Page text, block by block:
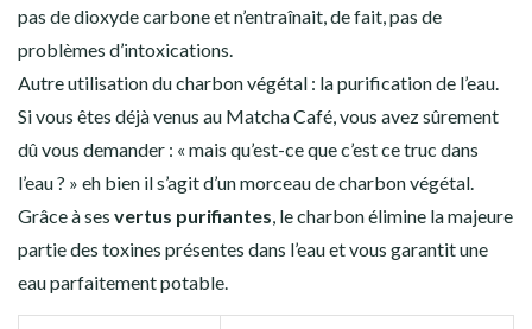
pas de dioxyde carbone et n’entraînait, de fait, pas de
problèmes d’intoxications.
Autre utilisation du charbon végétal : la purification de l’eau.
Si vous êtes déjà venus au Matcha Café, vous avez sûrement
dû vous demander : « mais qu’est-ce que c’est ce truc dans
l’eau ? » eh bien il s’agit d’un morceau de charbon végétal.
Grâce à ses vertus purifiantes, le charbon élimine la majeure
partie des toxines présentes dans l’eau et vous garantit une
eau parfaitement potable.